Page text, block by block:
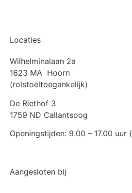
Locaties
Wilhelminalaan 2a
1623 MA Hoorn
(rolstoeltoegankelijk)
De Riethof 3
1759 ND Callantsoog
Openingstijden: 9.00 – 17.00 uur (
Aangesloten bij